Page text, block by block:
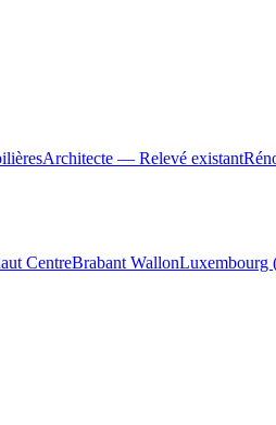
Architecte — Relevé existant
CentreBrabant WallonLuxembourg